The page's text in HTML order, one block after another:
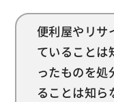
便利屋やリサ
ていることは
ったものを処
ることは知ら